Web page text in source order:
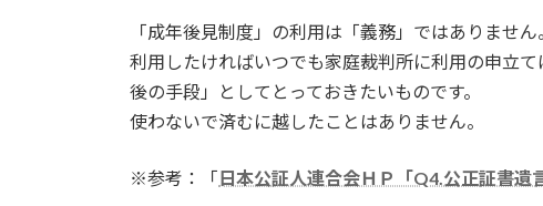
「成年後見制度」の利用は「義務」ではありません
利用したければいつでも家庭裁判所に利用の申立
後の手段」としてとっておきたいものです。
使わないで済むに越したことはありません。
※参考：「 日本公証人連合会ＨＰ「Q4.公正証書遺